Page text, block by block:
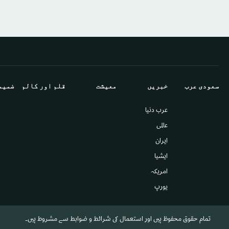
سعودى عرب خبريں
عرب دنیا
عالمى
ایران
ايشيا
امريكہ
يورپ
معيشت قلم اور كالم
تمام حقوق محفوظ ہیں اور استعمال کی شرائط و ضوابط سے مشروط ہیں۔